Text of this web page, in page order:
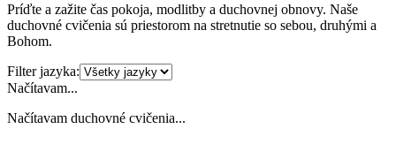
Príďte a zažite čas pokoja, modlitby a duchovnej obnovy. Naše
duchovné cvičenia sú priestorom na stretnutie so sebou, druhými a
Bohom.
Filter jazyka:
Načítavam...
Načítavam duchovné cvičenia...